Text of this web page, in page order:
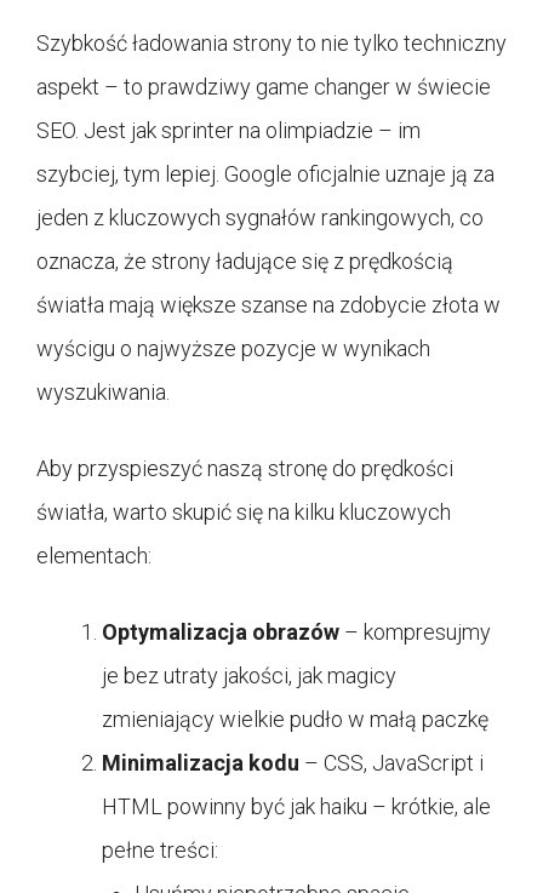
Szybkość ładowania strony to nie tylko techniczny
aspekt – to prawdziwy game changer w świecie
SEO. Jest jak sprinter na olimpiadzie – im
szybciej, tym lepiej. Google oficjalnie uznaje ją za
jeden z kluczowych sygnałów rankingowych, co
oznacza, że strony ładujące się z prędkością
światła mają większe szanse na zdobycie złota w
wyścigu o najwyższe pozycje w wynikach
wyszukiwania.
Aby przyspieszyć naszą stronę do prędkości
światła, warto skupić się na kilku kluczowych
elementach:
Optymalizacja obrazów – kompresujmy
je bez utraty jakości, jak magicy
zmieniający wielkie pudło w małą paczkę
Minimalizacja kodu – CSS, JavaScript i
HTML powinny być jak haiku – krótkie, ale
pełne treści: